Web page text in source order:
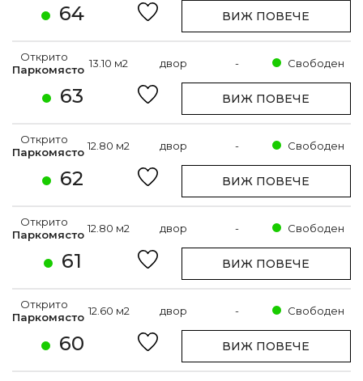
64 ВИЖ ПОВЕЧЕ
63
Открито
Паркомясто 13.10 м2 двор - Свободен
ВИЖ ПОВЕЧЕ
62
Открито
Паркомясто 12.80 м2 двор - Свободен
ВИЖ ПОВЕЧЕ
61
Открито
Паркомясто 12.80 м2 двор - Свободен
ВИЖ ПОВЕЧЕ
60
Открито
Паркомясто 12.60 м2 двор - Свободен
ВИЖ ПОВЕЧЕ